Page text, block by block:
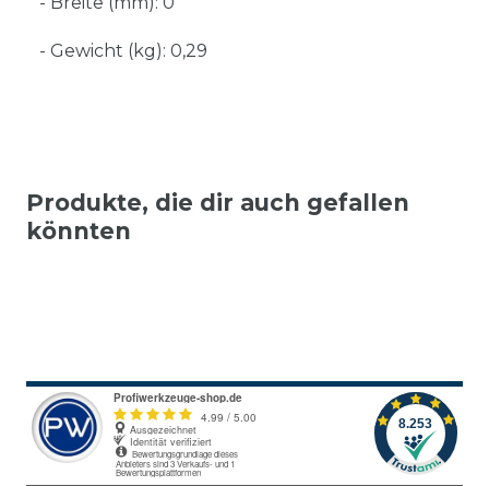
- Gewicht (kg): 0,29
Produkte, die dir auch gefallen
könnten